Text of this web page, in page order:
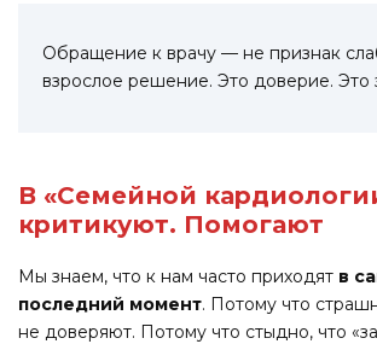
Обращение к врачу — не признак
взрослое решение. Это доверие. Это
В «Семейной
критикуют. Помогают
Мы знаем, что к нам часто приходят в
последний момент. Потому что
не доверяют. Потому что стыдно, что